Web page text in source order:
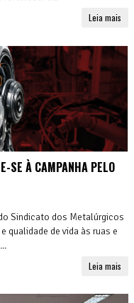
Leia mais
SE À CAMPANHA PELO
Sindicato dos Metalúrgicos
qualidade de vida às ruas e
Leia mais